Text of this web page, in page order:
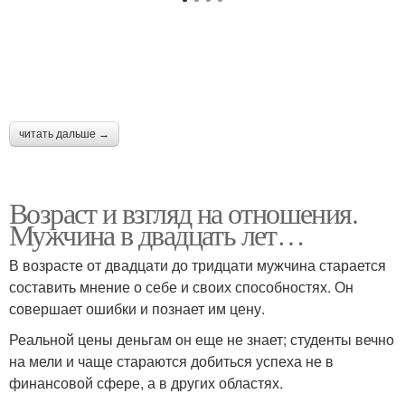
читать дальше →
Возраст и взгляд на отношения.
Мужчина в двадцать лет…
В возрасте от двадцати до тридцати мужчина старается
составить мнение о себе и своих способностях. Он
совершает ошибки и познает им цену.
Реальной цены деньгам он еще не знает; студенты вечно
на мели и чаще стараются добиться успеха не в
финансовой сфере, а в других областях.